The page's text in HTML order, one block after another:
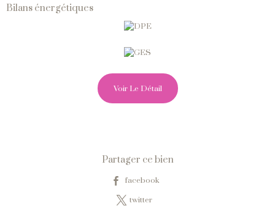
Bilans énergétiques
Voir Le Détail
Partager ce bien
facebook
twitter